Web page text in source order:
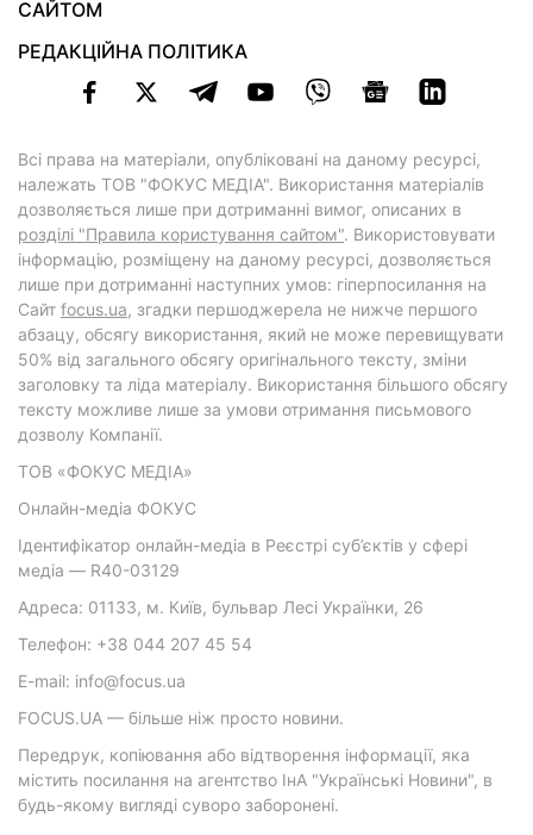
САЙТОМ
РЕДАКЦІЙНА ПОЛІТИКА
Всі права на матеріали, опубліковані на даному ресурсі,
належать ТОВ "ФОКУС МЕДІА". Використання матеріалів
дозволяється лише при дотриманні вимог, описаних в
розділі "Правила користування сайтом". Використовувати
інформацію, розміщену на даному ресурсі, дозволяється
лише при дотриманні наступних умов: гіперпосилання на
Cайт focus.ua, згадки першоджерела не нижче першого
абзацу, обсягу використання, який не може перевищувати
50% від загального обсягу оригінального тексту, зміни
заголовку та ліда матеріалу. Використання більшого обсягу
тексту можливе лише за умови отримання письмового
дозволу Компанії.
ТОВ «ФОКУС МЕДІА»
Онлайн-медіа ФОКУС
Ідентифікатор онлайн-медіа в Реєстрі суб’єктів у сфері
медіа — R40-03129
Адреса: 01133, м. Київ, бульвар Лесі Українки, 26
Телефон: +38 044 207 45 54
E-mail: info@focus.ua
FOCUS.UA — більше ніж просто новини.
Передрук, копіювання або відтворення інформації, яка
містить посилання на агентство ІнА "Українські Новини", в
будь-якому вигляді суворо заборонені.